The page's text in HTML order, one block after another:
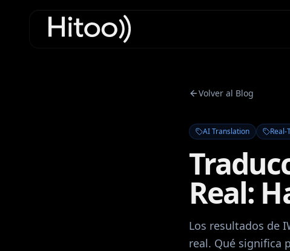
Volver al Blog
AI Translation Real-
Real:
Los resultados de
real. Qué significa